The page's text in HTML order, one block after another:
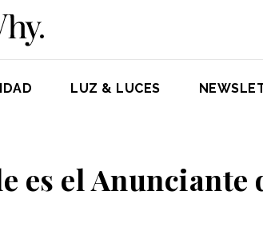
LUZ & LUCES
es el Anunciante